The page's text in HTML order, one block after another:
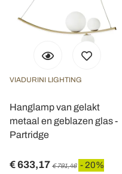
VIADURINI LIGHTING
Hanglamp van gelakt
metaal en geblazen glas -
Partridge
€ 633,17 € 791,46 - 20%